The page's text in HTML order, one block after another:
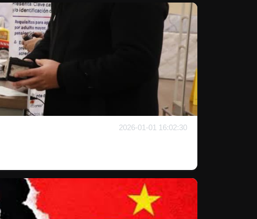
2026-01-01 16:02:30